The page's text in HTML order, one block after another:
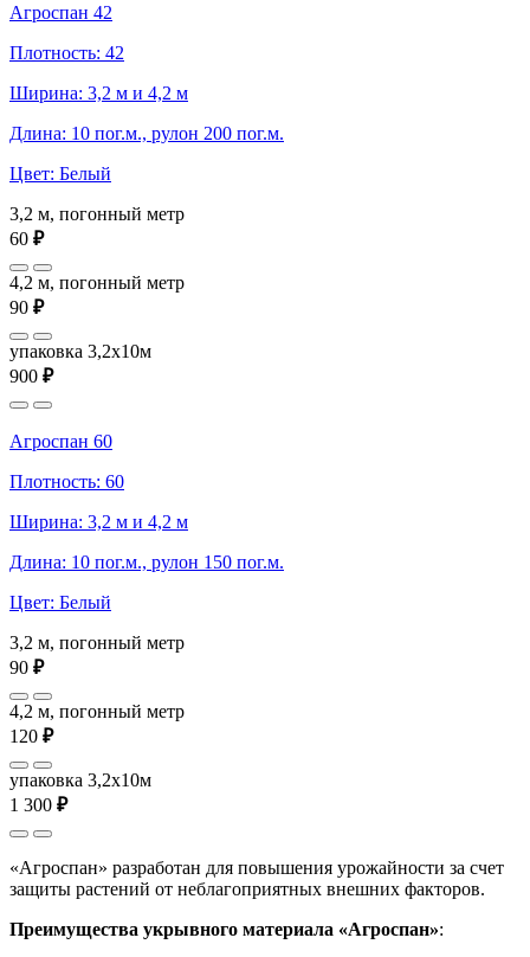
Агроспан 42
Плотность: 42
Ширина: 3,2 м и 4,2 м
Длина: 10 пог.м., рулон 200 пог.м.
Цвет: Белый
3,2 м, погонный метр
60 ₽
4,2 м, погонный метр
90 ₽
упаковка 3,2x10м
900 ₽
Агроспан 60
Плотность: 60
Ширина: 3,2 м и 4,2 м
Длина: 10 пог.м., рулон 150 пог.м.
Цвет: Белый
3,2 м, погонный метр
90 ₽
4,2 м, погонный метр
120 ₽
упаковка 3,2x10м
1 300 ₽
«Агроспан» разработан для повышения урожайности за счет
защиты растений от неблагоприятных внешних факторов.
Преимущества укрывного материала «Агроспан»: